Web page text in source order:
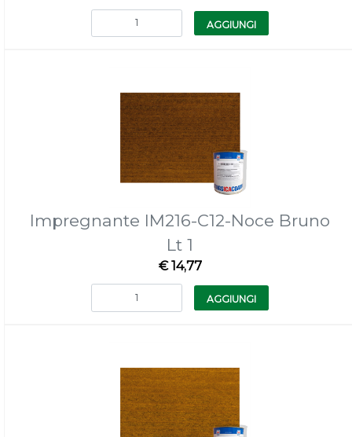
Quantità
AGGIUNGI
Impregnante IM216-C12-Noce Bruno
Lt 1
€ 14,77
Quantità
AGGIUNGI